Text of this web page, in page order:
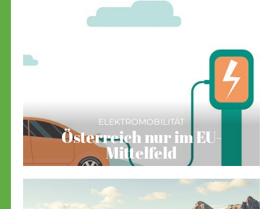
ELEKTROMOBILITÄT
Österreich nur im EU-
Mittelfeld